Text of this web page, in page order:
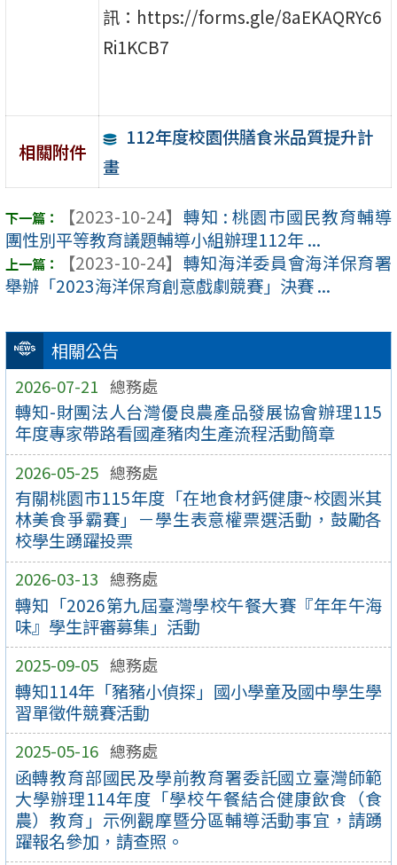
相關公告
2026-07-21 總務處
轉知-財團法人台灣優良農產品發展協會辦理115
年度專家帶路看國產豬肉生產流程活動簡章
2026-05-25 總務處
有關桃園市115年度「在地食材鈣健康~校園米其
林美食爭霸賽」－學生表意權票選活動，鼓勵各
校學生踴躍投票
2026-03-13 總務處
轉知「2026第九屆臺灣學校午餐大賽『年年午海
味』學生評審募集」活動
2025-09-05 總務處
轉知114年「豬豬小偵探」國小學童及國中學生學
習單徵件競賽活動
2025-05-16 總務處
函轉教育部國民及學前教育署委託國立臺灣師範
大學辦理114年度「學校午餐結合健康飲食（食
農）教育」示例觀摩暨分區輔導活動事宜，請踴
躍報名參加，請查照。
訊：https://forms.gle/8aEKAQRYc6
Ri1KCB7
相關附件
112年度校園供膳食米品質提升計
畫
【2023-10-24】 轉知 : 桃園市國民教育輔導
團性別平等教育議題輔導小組辦理112年 ...
【2023-10-24】 轉知海洋委員會海洋保育署
舉辦「2023海洋保育創意戲劇競賽」決賽 ...